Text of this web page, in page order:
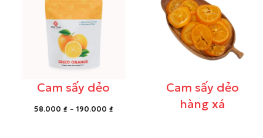
Cam sấy dẻo
58.000 ₫ – 190.000 ₫Khoảng
Cam sấy dẻo
hàng xá